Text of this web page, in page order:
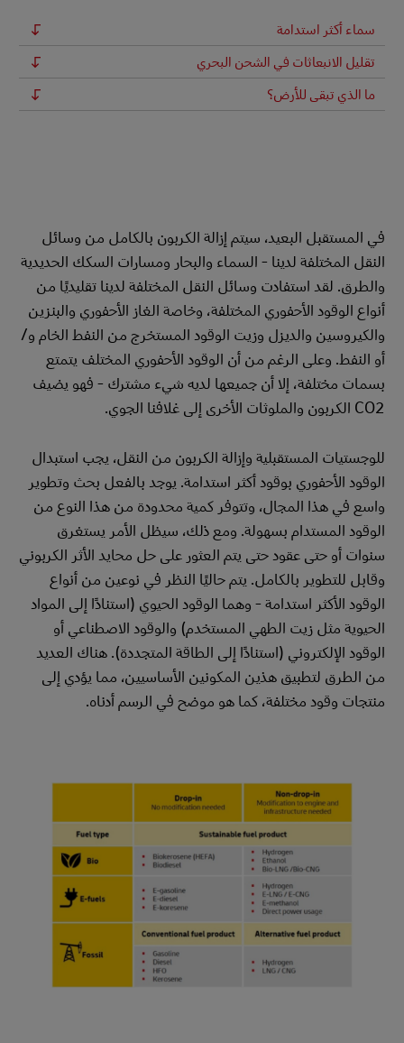
سماء أكثر استدامة
تقليل الانبعاثات في الشحن البحري
ما الذي تبقى للأرض؟
في المستقبل البعيد، سيتم إزالة الكربون بالكامل من وسائل
النقل المختلفة لدينا - السماء والبحار ومسارات السكك الحديدية
والطرق. لقد استفادت وسائل النقل المختلفة لدينا تقليديًا من
أنواع الوقود الأحفوري المختلفة، وخاصة الغاز الأحفوري والبنزين
والكيروسين والديزل وزيت الوقود المستخرج من النفط الخام و/
أو النفط. وعلى الرغم من أن الوقود الأحفوري المختلف يتمتع
بسمات مختلفة، إلا أن جميعها لديه شيء مشترك - فهو يضيف
CO2 الكربون والملوثات الأخرى إلى غلافنا الجوي.
للوجستيات المستقبلية وإزالة الكربون من النقل، يجب استبدال
الوقود الأحفوري بوقود أكثر استدامة. يوجد بالفعل بحث وتطوير
واسع في هذا المجال، وتتوفر كمية محدودة من هذا النوع من
الوقود المستدام بسهولة. ومع ذلك، سيظل الأمر يستغرق
سنوات أو حتى عقود حتى يتم العثور على حل محايد الأثر الكربوني
وقابل للتطوير بالكامل. يتم حاليًا النظر في نوعين من أنواع
الوقود الأكثر استدامة - وهما الوقود الحيوي (استنادًا إلى المواد
الحيوية مثل زيت الطهي المستخدم) والوقود الاصطناعي أو
الوقود الإلكتروني (استنادًا إلى الطاقة المتجددة). هناك العديد
من الطرق لتطبيق هذين المكونين الأساسيين، مما يؤدي إلى
منتجات وقود مختلفة، كما هو موضح في الرسم أدناه.